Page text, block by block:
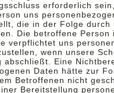
erforderlich
uns
die in der Folge durch
Die betroffene Person
verpflichtet uns
wenn unsere
abschließt. Eine
Daten hätte zur
Betroffenen nicht
Bereitstellung